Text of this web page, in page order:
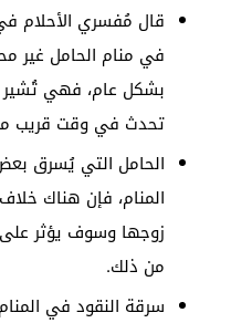
قال مُفسري الأحلام
في منام الحامل غير
بشكل عام، فهي تُشير
تحدث في وقت قريب
الحامل التي يُسرق
المنام، فإن هناك
زوجها وسوف يؤثر
من ذلك.
سرقة النقود في